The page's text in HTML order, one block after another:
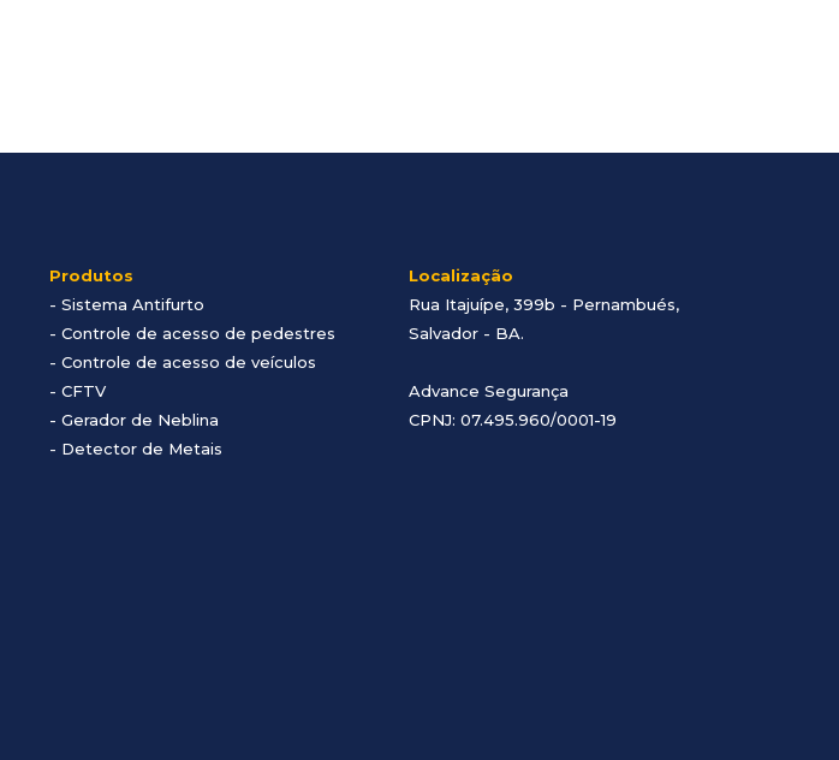
Produtos
- Sistema Antifurto
- Controle de acesso de pedestres
- Controle de acesso de veículos
- CFTV
- Gerador de Neblina
- Detector de Metais
Localização
Rua Itajuípe, 399b - Pernambués,
Salvador - BA.
Advance Segurança
CPNJ: 07.495.960/0001-19